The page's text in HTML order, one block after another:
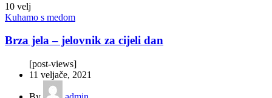
10 velj
Kuhamo s medom
Brza jela – jelovnik za cijeli dan
[post-views]
11 veljače, 2021